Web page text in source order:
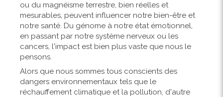
ou du magnéisme terrestre, bien réelles et
mesurables, peuvent influencer notre bien-être et
notre santé. Du génome à notre état émotionnel,
en passant par notre système nerveux ou les
cancers, l'impact est bien plus vaste que nous le
pensons.
Alors que nous sommes tous conscients des
dangers environnementaux tels que le
réchauffement climatique et la pollution, d'autre